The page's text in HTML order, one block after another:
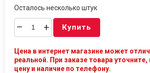
Осталось несколько штук
– + Купить
Цена в интернет магазине может
реальной. При заказе товара
цену и наличие по телефону.